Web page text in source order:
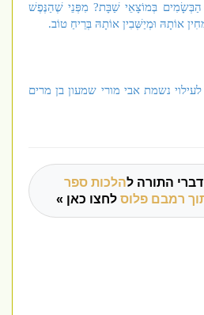
בְּמוֹצָאֵי שַׁבָּת? מִפְּנֵי שֶׁהַנֶּפֶשׁ
אוֹתָהּ וּמְיַשְּׁבִין אוֹתָהּ בְּרֵיחַ טוֹב.
נשמת אבי מורי שמעון בן מרים
התורה להלכות ספר
רמבם פלוסלחצו כאן »